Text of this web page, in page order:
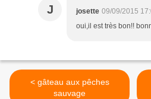
J josette 09/09/2015
oui,il est très bon!!
< gâteau aux pêches
sauvage